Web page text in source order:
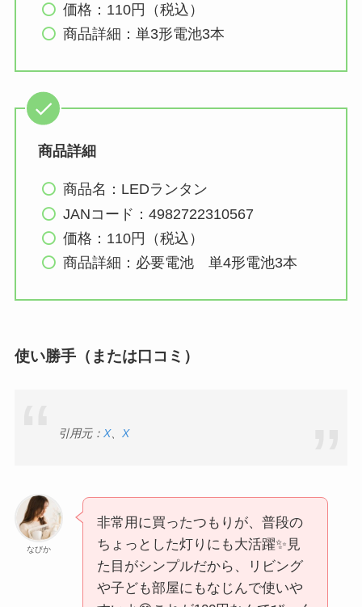
価格：110円（税込）
商品詳細：単3形電池3本
商品詳細
商品名：LEDランタン
JANコード：4982722310567
価格：110円（税込）
商品詳細：必要電池 単4形電池3本
使い勝手（または口コミ）
引用元： X、 X
なびか
非常用に買ったつもりが、普段の
ちょっとした灯りにも大活躍✨見
た目がシンプルだから、リビング
や子ども部屋にもなじんで使いや